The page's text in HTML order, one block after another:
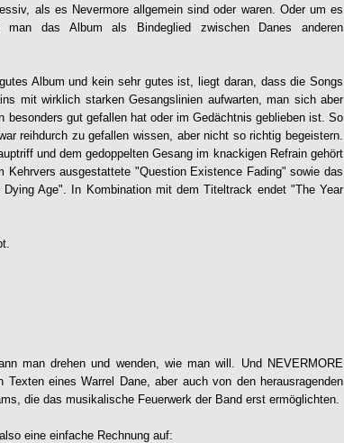
als es Nevermore allgemein sind oder waren. Oder um es
das Album als Bindeglied zwischen Danes anderen
Album und kein sehr gutes ist, liegt daran, dass die Songs
mit wirklich starken Gesangslinien aufwarten, man sich aber
gut gefallen hat oder im Gedächtnis geblieben ist. So
reihdurch zu gefallen wissen, aber nicht so richtig begeistern.
und dem gedoppelten Gesang im knackigen Refrain gehört
ausgestattete "Question Existence Fading" sowie das
Age". In Kombination mit dem Titeltrack endet "The Year
man drehen und wenden, wie man will. Und NEVERMORE
eines Warrel Dane, aber auch von den herausragenden
die das musikalische Feuerwerk der Band erst ermöglichten.
eine einfache Rechnung auf: